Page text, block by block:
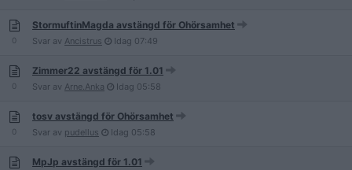
0
StormuftinMagda avstängd för Ohörsamhet
Svar av Ancistrus Idag 07:49
0
Zimmer22 avstängd för 1.01
Svar av Arne.Anka Idag 05:58
0
tosv avstängd för Ohörsamhet
Svar av pudellus Idag 05:58
MpJp avstängd för 1.01